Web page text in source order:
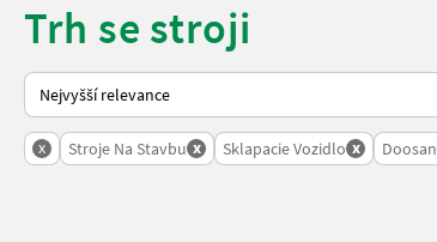
Trh se stroji
Takto se řadí nabídky na Landwirt.com
x Stroje Na Stavbu x Sklapacie Vozidlo x Doosan